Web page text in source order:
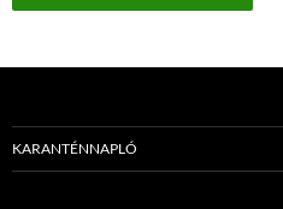
KARANTÉNNAPLÓ